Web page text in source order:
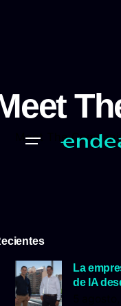
Meet The
La
de IA